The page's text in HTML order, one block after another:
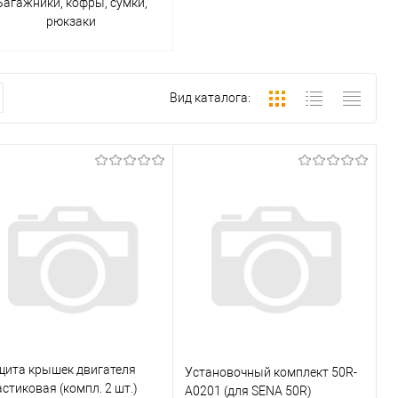
рюкзаки
Вид каталога:
крышек двигателя
(компл. 2 шт.)
Установочный комплект 50R-
A0201 (для SENA 50R)